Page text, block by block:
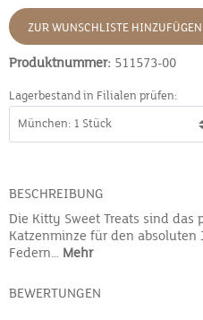
ZUR WUNSCHLISTE HINZUFÜGEN
Produktnummer: 511573-00
Lagerbestand in Filialen prüfen:
BESCHREIBUNG
Die Kitty Sweet Treats sind das
Katzenminze für den absoluten
Federn… Mehr
BEWERTUNGEN